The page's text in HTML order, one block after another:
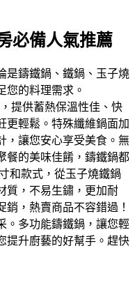
必備人氣推薦
是鑄鐵鍋、鐵鍋、玉子燒
您的料理需求。
提供蓄熱保溫性佳、快
更輕鬆。特殊纖維鍋面加
，讓您安心享受美食。無
餐的美味佳餚，鑄鐵鍋都
和款式，從玉子燒鐵鍋
質，不易生鏽，更加耐
，熱賣商品不容錯過！
。多功能鑄鐵鍋，讓您輕
提升廚藝的好幫手。趕快